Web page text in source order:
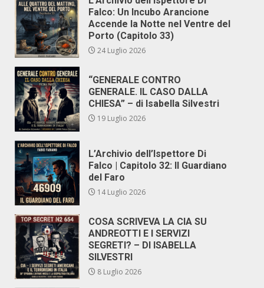
Falco: Un Incubo Arancione
Accende la Notte nel Ventre del
Porto (Capitolo 33)
24 Luglio 2026
“GENERALE CONTRO
GENERALE. IL CASO DALLA
CHIESA” – di Isabella Silvestri
19 Luglio 2026
L’Archivio dell’Ispettore Di
Falco | Capitolo 32: Il Guardiano
del Faro
14 Luglio 2026
COSA SCRIVEVA LA CIA SU
ANDREOTTI E I SERVIZI
SEGRETI? – DI ISABELLA
SILVESTRI
8 Luglio 2026